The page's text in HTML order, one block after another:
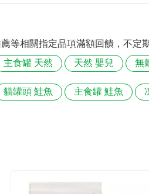
等相關指定品項滿額回饋，不定
主食罐 天然 天然 嬰兒 無
貓罐頭 鮭魚 主食罐 鮭魚